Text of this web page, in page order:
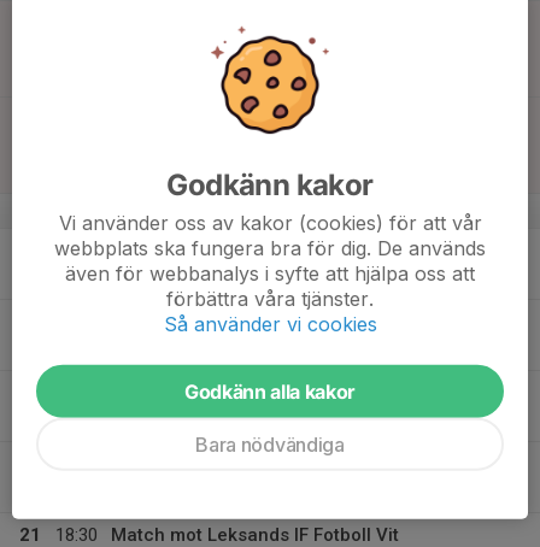
Match mot Torsångs IF Gul
Pojkar Division 6 7-m Grp.3
Match mot Kvarnsvedens IK Vit
Sportfältet 12
16:45
18:30
Träning
Sportfältet
Träning
19
21
18:30
Match mot Leksands IF Fotboll Vit
Godkänn kakor
Vi använder oss av kakor (cookies) för att vår
webbplats ska fungera bra för dig. De används
även för webbanalys i syfte att hjälpa oss att
förbättra våra tjänster.
Så använder vi cookies
Godkänn alla kakor
Bara nödvändiga